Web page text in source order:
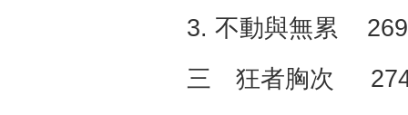
3. 不動與無累 269
三 狂者胸次